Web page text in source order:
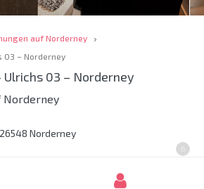
auf Norderney
03 – Norderney
Ulrichs 03 – Norderney
Norderney
Norderney